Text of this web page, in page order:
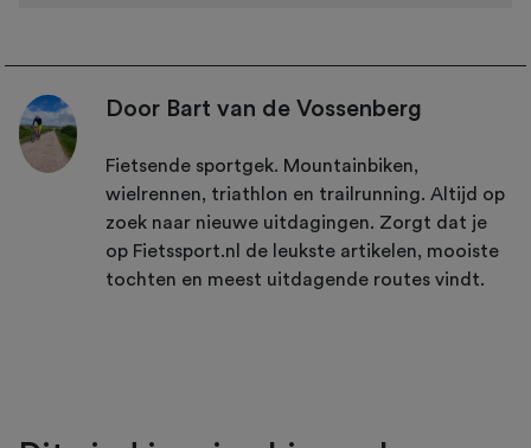
Door Bart van de Vossenberg
Fietsende sportgek. Mountainbiken,
wielrennen, triathlon en trailrunning. Altijd op
zoek naar nieuwe uitdagingen. Zorgt dat je
op Fietssport.nl de leukste artikelen, mooiste
tochten en meest uitdagende routes vindt.